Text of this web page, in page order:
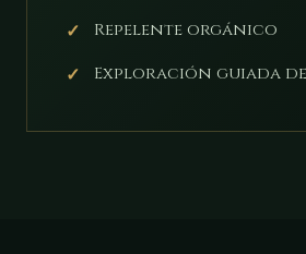
Repelente orgánico
Exploración guiada